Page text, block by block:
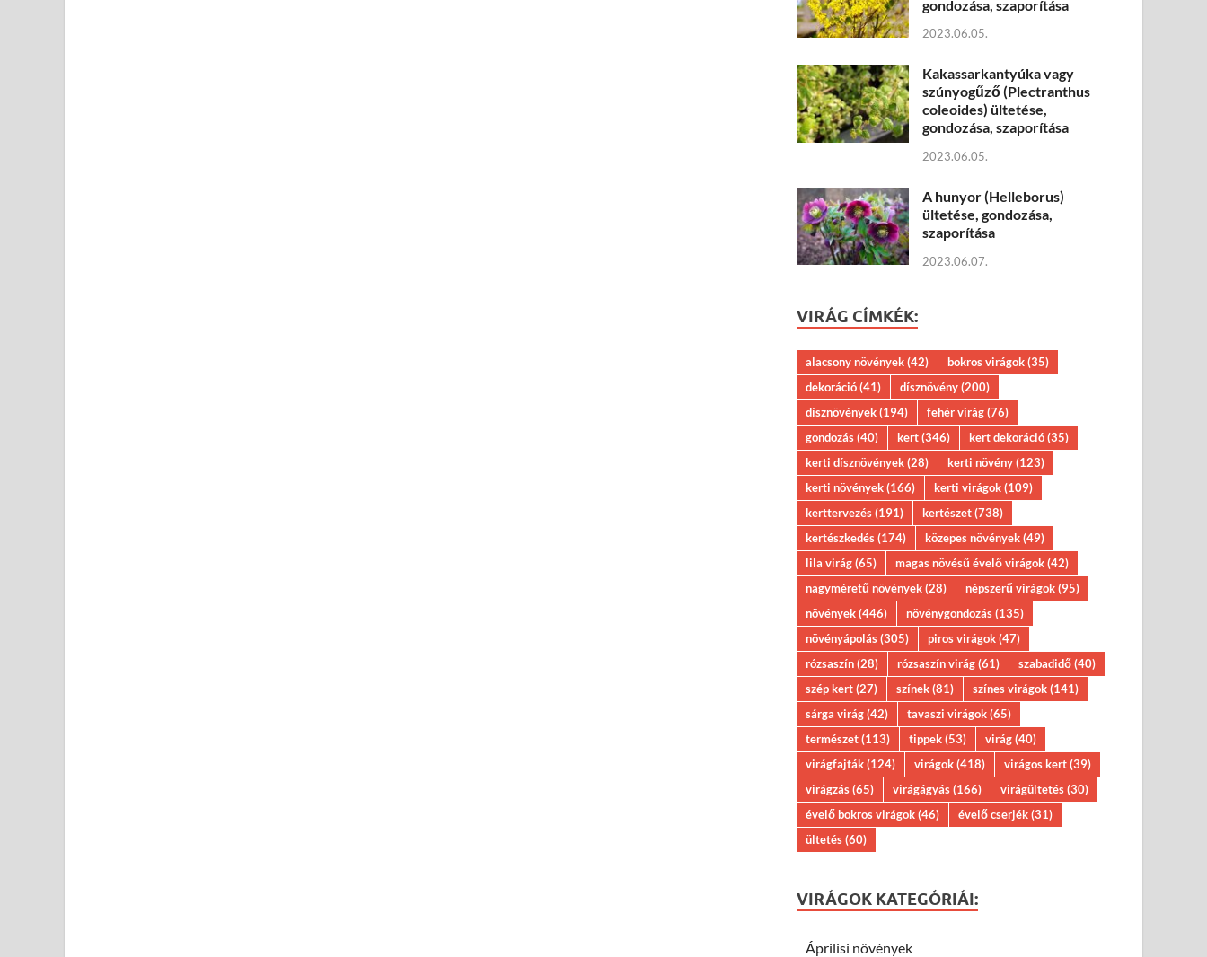
gondozása, szaporítása
2023.06.05.
Kakassarkantyúka vagy
szúnyogűző (Plectranthus
coleoides) ültetése,
gondozása, szaporítása
2023.06.05.
A hunyor (Helleborus)
ültetése, gondozása,
szaporítása
2023.06.07.
VIRÁG CÍMKÉK:
alacsony növények(42) bokros virágok(35)
dekoráció(41) dísznövény(200)
dísznövények(194) fehér virág(76)
gondozás(40) kert(346) kert dekoráció(35)
kerti dísznövények(28) kerti növény(123)
kerti növények(166) kerti virágok(109)
kerttervezés(191) kertészet(738)
kertészkedés(174) közepes növények(49)
lila virág(65) magas növésű évelő virágok(42)
nagyméretű növények(28) népszerű virágok(95)
növények(446) növénygondozás(135)
növényápolás(305) piros virágok(47)
rózsaszín(28) rózsaszín virág(61) szabadidő(40)
szép kert(27) színek(81) színes virágok(141)
sárga virág(42) tavaszi virágok(65)
természet(113) tippek(53) virág(40)
virágfajták(124) virágok(418) virágos kert(39)
virágzás(65) virágágyás(166) virágültetés(30)
évelő bokros virágok(46) évelő cserjék(31)
ültetés(60)
VIRÁGOK KATEGÓRIÁI:
Áprilisi növények